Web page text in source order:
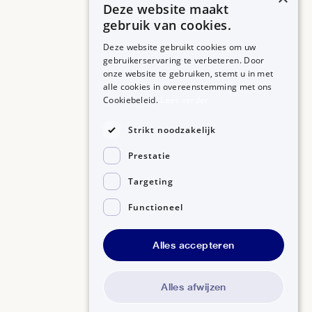
OVER BIJSLUITERPLUS
Bronnen
Contact
Gedragscode GSR Privacyverklaring
Deze website maakt
gebruik van cookies.
Deze website gebruikt cookies om uw
gebruikerservaring te verbeteren. Door
onze website te gebruiken, stemt u in met
alle cookies in overeenstemming met ons
Cookiebeleid.
Strikt noodzakelijk
Prestatie
Targeting
Functioneel
Alles accepteren
Alles afwijzen